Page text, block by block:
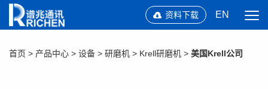
资料下载 EN
首页 > 产品中心 > 设备 > 研磨机 > Krell研磨机 > 美国Krell公司